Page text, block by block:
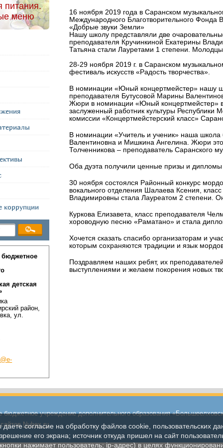
питания.
меню
коррупции
бюджетное
детская
район,
ул.
16 ноября 2019 года в Саранском
Международного Благотворительного Фонда
«Добрые звуки Земли»
Нашу школу представляли две
преподавателя Кручинкиной Екатерины
Татьяна стали Лауретами 1 степени.
28-29 ноября 2019 г. в Саранском
фестиваль искусств «Радость творчества».
В номинации «Юный концертмейстер» нашу
преподавателя Бутусовой Марины
Жюри в номинации «Юный концертмейстер»
заслуженный работник культуры Республики
комиссии «Концертмейстерский класс»
В номинации «Учитель и ученик» наша
Валентиновна и Мишкина Ангелина. Жюри
Толченникова – преподаватель Саранского
Оба дуэта получили ценные призы и дипломы
30 ноября состоялся Районный конкурс
вокального отделения Шалаева Ксения,
Владимировны стала Лауреатом 2 степени.
Куркова Елизавета, класс преподавателя
хороводную песню «Раматано» и стала
Хочется сказать спасибо организаторам и
которым сохраняются традиции и язык
Поздравляем наших ребят, их
выступлениями и желаем покорения новых
бюджетное учреждение дополнительного образования
Nubex.ru
согласие на обработку файлов cookie, пользовательских
его экрана; источник откуда пришел на сайт
нажимает пользователь; ip-адрес) в целях